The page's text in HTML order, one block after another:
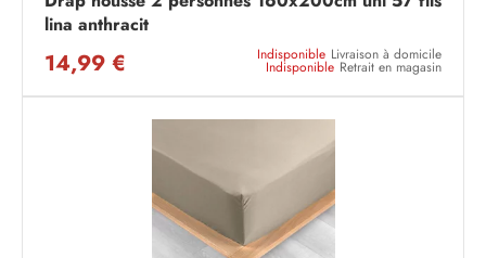
lina anthracit
14,99 € Indisponible Livraison à domicile
Indisponible Retrait en magasin